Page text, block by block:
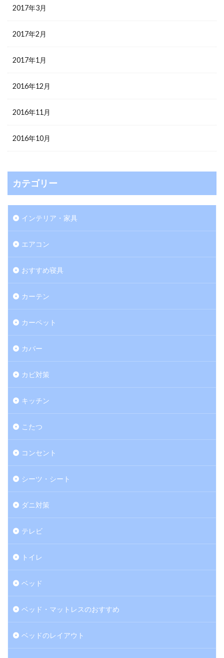
2017年3月
2017年2月
2017年1月
2016年12月
2016年11月
2016年10月
カテゴリー
インテリア・家具
エアコン
おすすめ寝具
カーテン
カーペット
カバー
カビ対策
キッチン
こたつ
コンセント
シーツ・シート
ダニ対策
テレビ
トイレ
ベッド
ベッド・マットレスのおすすめ
ベッドのレイアウト